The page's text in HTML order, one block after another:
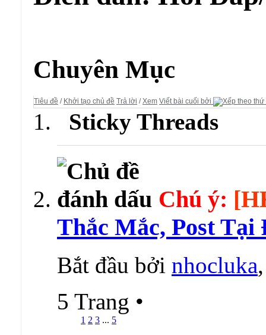
Chuyên Mục
Tiêu đề / Khởi tạo chủ đề Trả lời /Xem Viết bài cuối bởi
Sticky Threads
Chú ý:
Thắc Mắc, Post
Bắt đầu bởi nhocluka
5 Trang •
1 2 3 ... 5